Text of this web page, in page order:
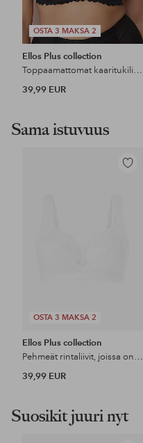
OSTA 3 MAKSA 2
Ellos Plus collection
Toppaamattomat kaaritukiliivit pitsillä
39,99 EUR
Sama istuvuus
OSTA 3 MAKSA 2
Lisää
Ellos Plus collection
Pehmeät rintaliivit, joissa on pehmustamattomat kupit
39,99 EUR
Suosikit juuri nyt